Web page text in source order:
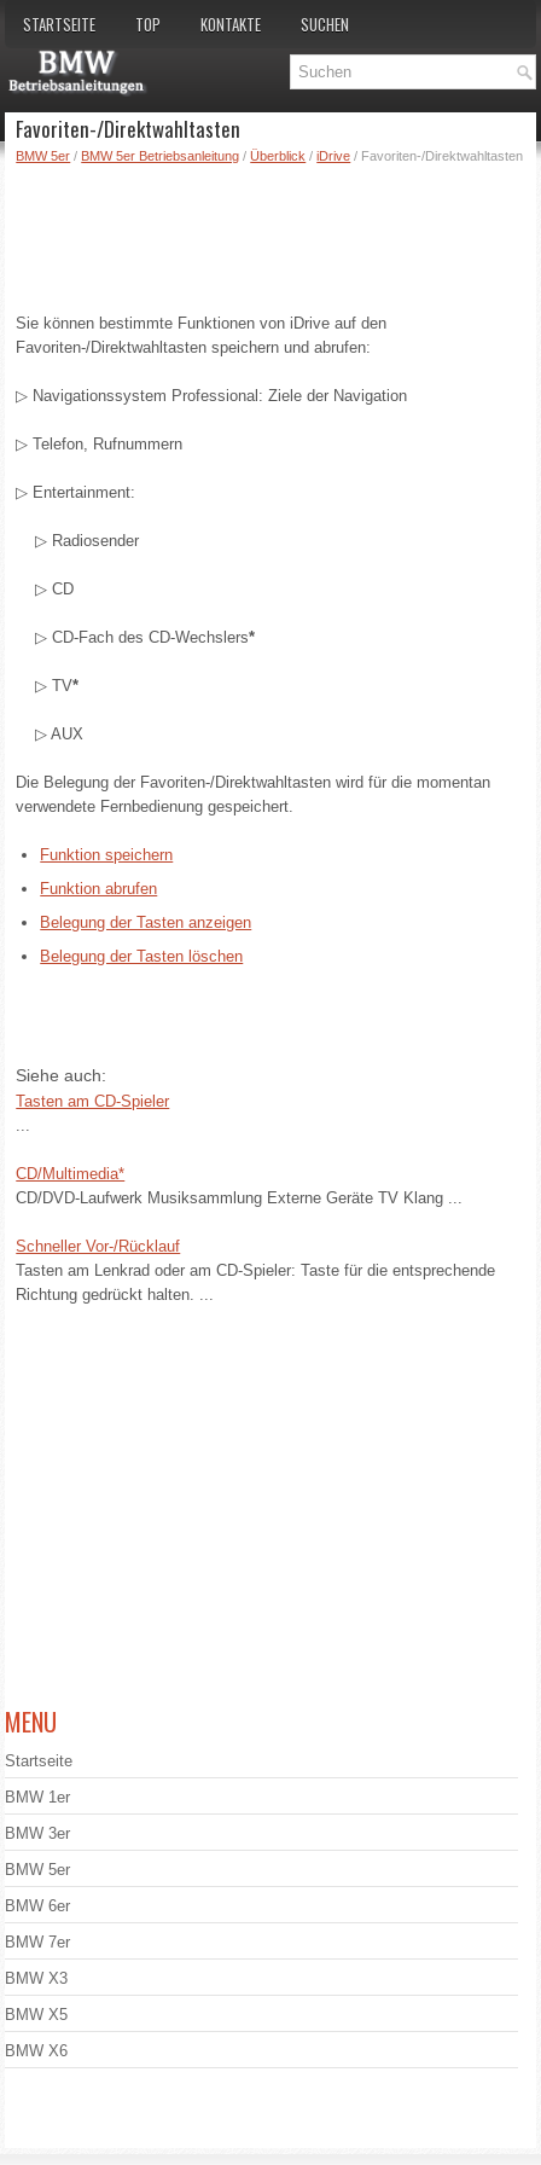
STARTSEITE TOP KONTAKTE SUCHEN
Favoriten-/Direktwahltasten
BMW 5er / BMW 5er Betriebsanleitung /Überblick /iDrive / Favoriten-/Direktwahltasten
Sie können bestimmte Funktionen von iDrive auf den
Favoriten-/Direktwahltasten speichern und abrufen:
▷ Navigationssystem Professional: Ziele der Navigation
▷ Telefon, Rufnummern
▷ Entertainment:
▷ Radiosender
▷ CD
▷ CD-Fach des CD-Wechslers*
▷ TV*
▷ AUX
Die Belegung der Favoriten-/Direktwahltasten wird für die momentan
verwendete Fernbedienung gespeichert.
Funktion speichern
Funktion abrufen
Belegung der Tasten anzeigen
Belegung der Tasten löschen
Siehe auch:
Tasten am CD-Spieler
...
CD/Multimedia*
CD/DVD-Laufwerk Musiksammlung Externe Geräte TV Klang ...
Schneller Vor-/Rücklauf
Tasten am Lenkrad oder am CD-Spieler: Taste für die entsprechende
Richtung gedrückt halten. ...
MENU
Startseite
BMW 1er
BMW 3er
BMW 5er
BMW 6er
BMW 7er
BMW X3
BMW X5
BMW X6